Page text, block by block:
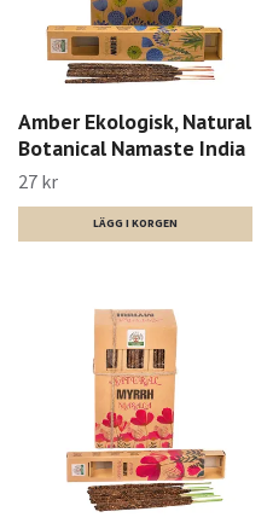
Amber Ekologisk, Natural
Botanical Namaste India
27 kr